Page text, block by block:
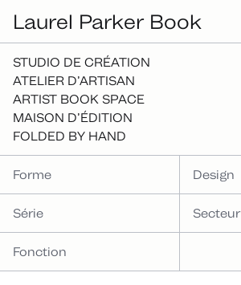
Laurel Parker Book
Projets
STUDIO DE CRÉATION
ATELIER D’ARTISAN
ARTIST BOOK SPACE
MAISON D’ÉDITION
FOLDED BY HAND
Forme Design
Série Secteur
Fonction